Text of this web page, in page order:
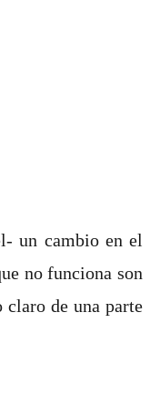
un cambio en el
no funciona son
de una parte